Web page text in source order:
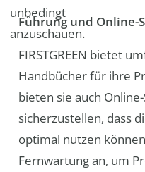
unbedingt
anzuschauen.
Führung und Online-
FIRSTGREEN bietet
Handbücher für ihre
bieten sie auch
sicherzustellen, dass
optimal nutzen
Fernwartung an, um